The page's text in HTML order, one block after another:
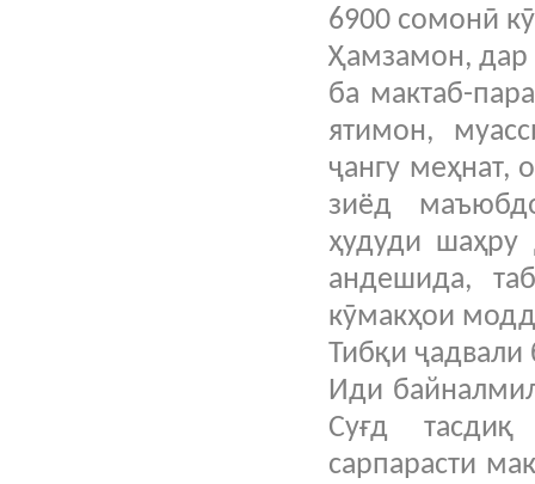
6900 сомонӣ
Ҳамзамон, дар
ба мактаб-
ятимон,
ҷангу меҳнат,
зиёд
ҳудуди шаҳру
андешида,
кӯмакҳои
Тибқи
Иди
Суғд тасдиқ
сарпарасти